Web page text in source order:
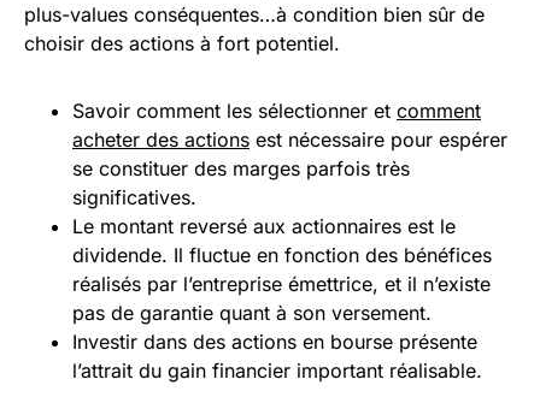
plus-values conséquentes…à condition bien sûr de
choisir des actions à fort potentiel.
Savoir comment les sélectionner et comment
acheter des actions est nécessaire pour espérer
se constituer des marges parfois très
significatives.
Le montant reversé aux actionnaires est le
dividende. Il fluctue en fonction des bénéfices
réalisés par l’entreprise émettrice, et il n’existe
pas de garantie quant à son versement.
Investir dans des actions en bourse présente
l’attrait du gain financier important réalisable.